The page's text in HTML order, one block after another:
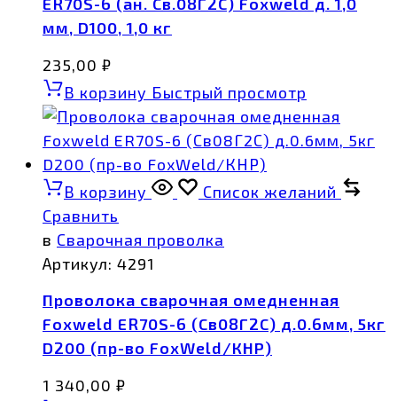
мм, D100, 1,0 кг
235,00 ₽
В корзину Быстрый просмотр
В корзину
Список желаний
Сравнить
в Сварочная проволка
Артикул: 4291
Проволока сварочная омедненная
Foxweld ER70S-6 (Св08Г2С) д.0.6мм, 5кг
D200 (пр-во FoxWeld/КНР)
1 340,00 ₽